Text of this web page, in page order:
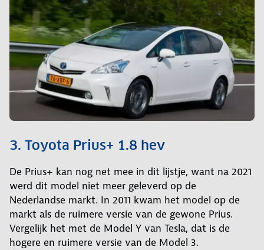
3. Toyota Prius+ 1.8 hev
De Prius+ kan nog net mee in dit lijstje, want na 2021
werd dit model niet meer geleverd op de
Nederlandse markt. In 2011 kwam het model op de
markt als de ruimere versie van de gewone Prius.
Vergelijk het met de Model Y van Tesla, dat is de
hogere en ruimere versie van de Model 3.